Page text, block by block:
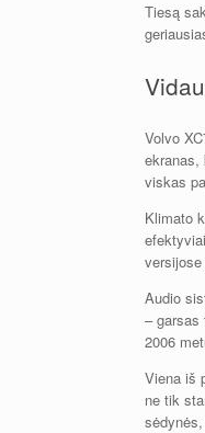
Tiesą
Volvo
ekranas,
viskas
Klimato
Audio
– garsas
2006
Viena iš
ne tik